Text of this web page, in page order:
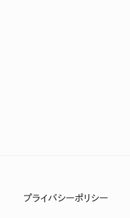
プライバシーポリシー